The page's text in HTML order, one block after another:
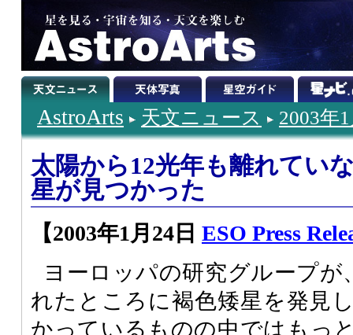
AstroArts 天文ニュース 2003年
太陽から12光年も離れてい
星が見つかった
【2003年1月24日 ESO Press
ヨーロッパの研究グループが
れたところに褐色矮星を発見
かっているものの中ではもっ